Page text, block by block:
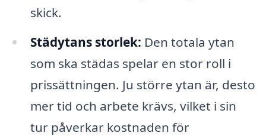
skick.
Städytans storlek: Den totala ytan
som ska städas spelar en stor roll i
prissättningen. Ju större ytan är, desto
mer tid och arbete krävs, vilket i sin
tur påverkar kostnaden för